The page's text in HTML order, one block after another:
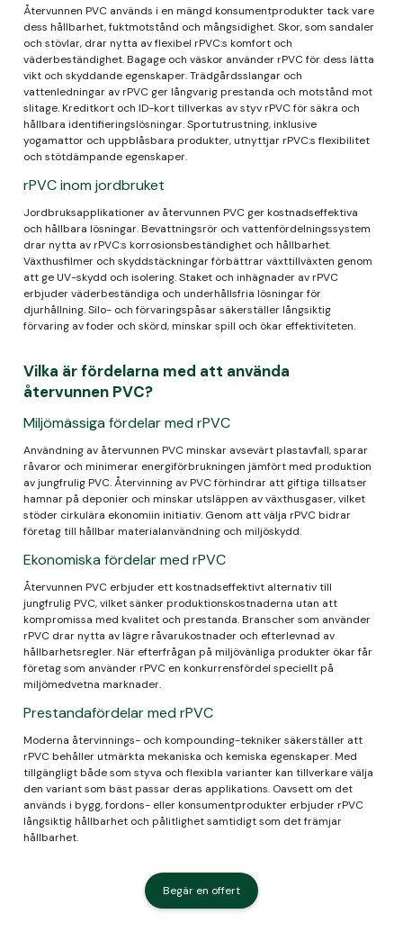
Återvunnen PVC används i en mängd konsumentprodukter tack vare
dess hållbarhet, fuktmotstånd och mångsidighet. Skor, som sandaler
och stövlar, drar nytta av flexibel rPVC:s komfort och
väderbeständighet. Bagage och väskor använder rPVC för dess lätta
vikt och skyddande egenskaper. Trädgårdsslangar och
vattenledningar av rPVC ger långvarig prestanda och motstånd mot
slitage. Kreditkort och ID-kort tillverkas av styv rPVC för säkra och
hållbara identifieringslösningar. Sportutrustning, inklusive
yogamattor och uppblåsbara produkter, utnyttjar rPVC:s flexibilitet
och stötdämpande egenskaper.
rPVC inom jordbruket
Jordbruksapplikationer av återvunnen PVC ger kostnadseffektiva
och hållbara lösningar. Bevattningsrör och vattenfördelningssystem
drar nytta av rPVC:s korrosionsbeständighet och hållbarhet.
Växthusfilmer och skyddstäckningar förbättrar växttillväxten genom
att ge UV-skydd och isolering. Staket och inhägnader av rPVC
erbjuder väderbeständiga och underhållsfria lösningar för
djurhållning. Silo- och förvaringspåsar säkerställer långsiktig
förvaring av foder och skörd, minskar spill och ökar effektiviteten.
Vilka är fördelarna med att använda
återvunnen PVC?
Miljömässiga fördelar med rPVC
Användning av återvunnen PVC minskar avsevärt plastavfall, sparar
råvaror och minimerar energiförbrukningen jämfört med produktion
av jungfrulig PVC. Återvinning av PVC förhindrar att giftiga tillsatser
hamnar på deponier och minskar utsläppen av växthusgaser, vilket
stöder cirkulära ekonomiin initiativ. Genom att välja rPVC bidrar
företag till hållbar materialanvändning och miljöskydd.
Ekonomiska fördelar med rPVC
Återvunnen PVC erbjuder ett kostnadseffektivt alternativ till
jungfrulig PVC, vilket sänker produktionskostnaderna utan att
kompromissa med kvalitet och prestanda. Branscher som använder
rPVC drar nytta av lägre råvarukostnader och efterlevnad av
hållbarhetsregler. När efterfrågan på miljövänliga produkter ökar får
företag som använder rPVC en konkurrensfördel speciellt på
miljömedvetna marknader.
Prestandafördelar med rPVC
Moderna återvinnings- och kompounding-tekniker säkerställer att
rPVC behåller utmärkta mekaniska och kemiska egenskaper. Med
tillgängligt både som styva och flexibla varianter kan tillverkare välja
den variant som bäst passar deras applikations. Oavsett om det
används i bygg, fordons- eller konsumentprodukter erbjuder rPVC
långsiktig hållbarhet och pålitlighet samtidigt som det främjar
hållbarhet.
Begär en offert